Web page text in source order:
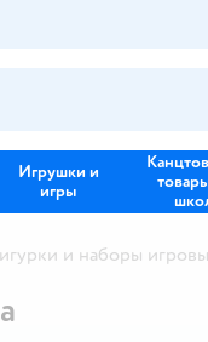
Игрушки и
игры
и наборы